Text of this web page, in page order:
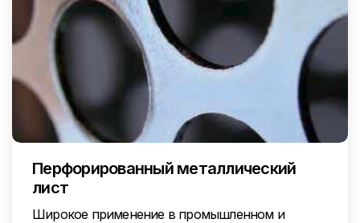
Перфорированный металлический
лист
Широкое применение в промышленном и